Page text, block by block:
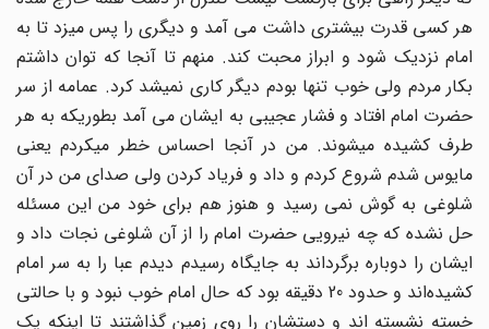
هر کسى قدرت بیشترى داشت مى آمد و دیگرى را پس میزد تا به‌
امام نزدیک شود و ابراز محبت کند. منهم تا آنجا که‌ توان داشتم
بکار مردم ولى خوب تنها بودم دیگر کارى نمیشد کرد. عمامه‌ از سر
حضرت امام افتاد و فشار عجیبى به‌ ایشان مى آمد بطوریکه‌ به‌ هر
طرف کشیده‌ میشوند. من در آنجا احساس خطر میکردم یعنى
مایوس شدم شروع کردم و داد و فریاد کردن ولى صداى من در آن
شلوغى به‌ گوش نمی رسید و هنوز هم براى خود من این مسئله‌
حل نشده‌ که‌ چه‌ نیرویى حضرت امام را از آن شلوغى نجات داد و
ایشان را دوباره‌ برگرداند به‌ جایگاه‌ رسیدم دیدم عبا را به‌ سر امام
کشیده‌اند و حدود 20 دقیقه‌ بود که‌ حال امام خوب نبود و با حالتى
خسته‌ نشسته‌ اند و دستشان را روى زمین گذاشتند تا اینکه‌ یک